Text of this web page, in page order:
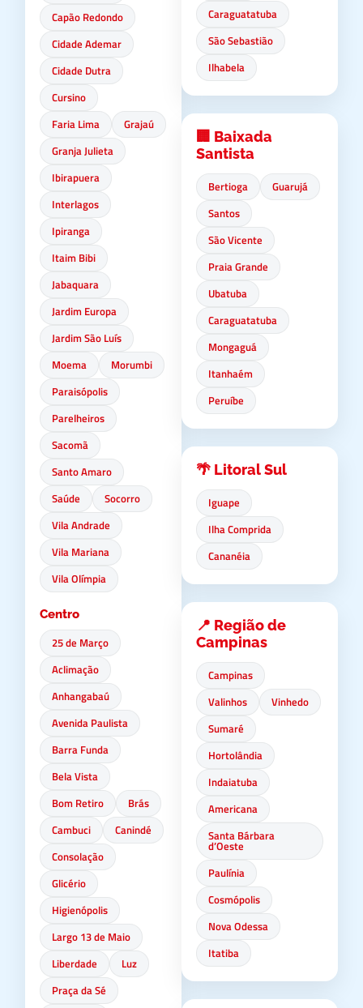
Capão Redondo
Cidade Ademar
Cidade Dutra
Cursino
Faria Lima
Grajaú
Granja Julieta
Ibirapuera
Interlagos
Ipiranga
Itaim Bibi
Jabaquara
Jardim Europa
Jardim São Luís
Moema
Morumbi
Paraisópolis
Parelheiros
Sacomã
Santo Amaro
Saúde
Socorro
Vila Andrade
Vila Mariana
Vila Olímpia
Centro
25 de Março
Aclimação
Anhangabaú
Avenida Paulista
Barra Funda
Bela Vista
Bom Retiro
Brás
Cambuci
Canindé
Consolação
Glicério
Higienópolis
Largo 13 de Maio
Liberdade
Luz
Praça da Sé
Caraguatatuba
São Sebastião
Ilhabela
🏢 Baixada
Santista
Bertioga
Guarujá
Santos
São Vicente
Praia Grande
Ubatuba
Caraguatatuba
Mongaguá
Itanhaém
Peruíbe
🌴 Litoral Sul
Iguape
Ilha Comprida
Cananéia
📍 Região de
Campinas
Campinas
Valinhos
Vinhedo
Sumaré
Hortolândia
Indaiatuba
Americana
Santa Bárbara
d’Oeste
Paulínia
Cosmópolis
Nova Odessa
Itatiba